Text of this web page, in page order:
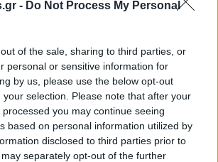
- Do Not Process My Personal
of the sale, sharing to third parties, or
personal or sensitive information for
by us, please use the below opt-out
selection. Please note that after your
you may continue seeing
based on personal information utilized by
disclosed to third parties prior to
separately opt-out of the further
παθητικές εισροές ύψους περίπου 700
συμμετοχή επενδυτών ανεπτυγμένων
παραμένει ακόμη περιορισμένη. Μόλις
funds διαθέτει σήμερα έκθεση
στοιχείο που, σύμφωνα με τη Morgan
περιθώρια για νέες εισροές τα